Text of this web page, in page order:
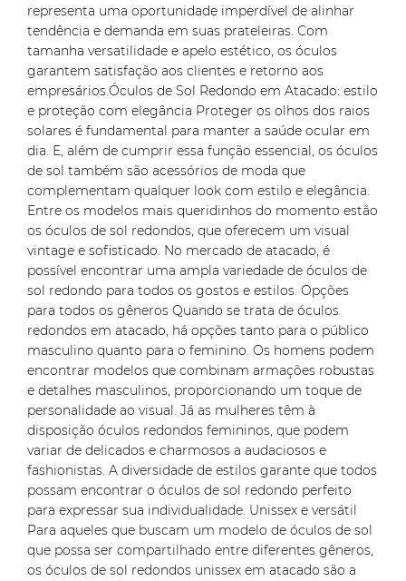
representa uma oportunidade imperdível de alinhar
tendência e demanda em suas prateleiras. Com
tamanha versatilidade e apelo estético, os óculos
garantem satisfação aos clientes e retorno aos
empresários.Óculos de Sol Redondo em Atacado: estilo
e proteção com elegância Proteger os olhos dos raios
solares é fundamental para manter a saúde ocular em
dia. E, além de cumprir essa função essencial, os óculos
de sol também são acessórios de moda que
complementam qualquer look com estilo e elegância.
Entre os modelos mais queridinhos do momento estão
os óculos de sol redondos, que oferecem um visual
vintage e sofisticado. No mercado de atacado, é
possível encontrar uma ampla variedade de óculos de
sol redondo para todos os gostos e estilos. Opções
para todos os gêneros Quando se trata de óculos
redondos em atacado, há opções tanto para o público
masculino quanto para o feminino. Os homens podem
encontrar modelos que combinam armações robustas
e detalhes masculinos, proporcionando um toque de
personalidade ao visual. Já as mulheres têm à
disposição óculos redondos femininos, que podem
variar de delicados e charmosos a audaciosos e
fashionistas. A diversidade de estilos garante que todos
possam encontrar o óculos de sol redondo perfeito
para expressar sua individualidade. Unissex e versátil
Para aqueles que buscam um modelo de óculos de sol
que possa ser compartilhado entre diferentes gêneros,
os óculos de sol redondos unissex em atacado são a